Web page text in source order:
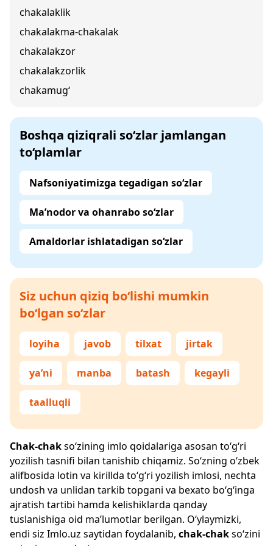
chakalaklik
chakalakma-chakalak
chakalakzor
chakalakzorlik
chakamug‘
Boshqa qiziqrali so‘zlar jamlangan
to‘plamlar
Nafsoniyatimizga tegadigan so‘zlar
Ma’nodor va ohanrabo so‘zlar
Amaldorlar ishlatadigan so‘zlar
Siz uchun qiziq bo‘lishi mumkin
bo‘lgan so‘zlar
loyiha javob tilxat jirtak
ya’ni manba batash kegayli
taalluqli
Chak-chakso‘zining imlo qoidalariga asosan to‘g‘ri
yozilish tasnifi bilan tanishib chiqamiz. So‘zning o‘zbek
alifbosida lotin va kirillda to‘g‘ri yozilish imlosi, nechta
undosh va unlidan tarkib topgani va bexato bo‘g‘inga
ajratish tartibi hamda kelishiklarda qanday
tuslanishiga oid ma’lumotlar berilgan. O‘ylaymizki,
endi siz Imlo.uz saytidan foydalanib, chak-chakso‘zini